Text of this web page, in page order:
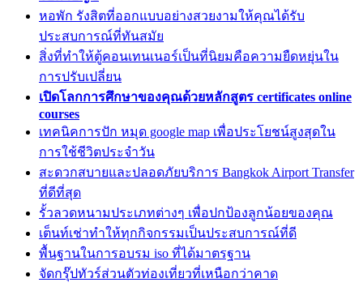
หอพัก รังสิตที่ออกแบบอย่างสวยงามให้คุณได้รับ
ประสบการณ์ที่ทันสมัย
สิ่งที่ทำให้ตู้คอนเทนเนอร์เป็นที่นิยมคือความยืดหยุ่นใน
การปรับเปลี่ยน
เปิดโลกการศึกษาของคุณด้วยหลักสูตร certificates online
courses
เทคนิคการปัก หมุด google map เพื่อประโยชน์สูงสุดใน
การใช้ชีวิตประจำวัน
สะดวกสบายและปลอดภัยบริการ Bangkok Airport Transfer
ที่ดีที่สุด
รั้วลวดหนามประเภทต่างๆ เพื่อปกป้องลูกน้อยของคุณ
เต็นท์เช่าทำให้ทุกกิจกรรมเป็นประสบการณ์ที่ดี
พื้นฐานในการอบรม iso ที่ได้มาตรฐาน
จัดกรุ๊ปทัวร์ส่วนตัวท่องเที่ยวที่เหนือกว่าคาด